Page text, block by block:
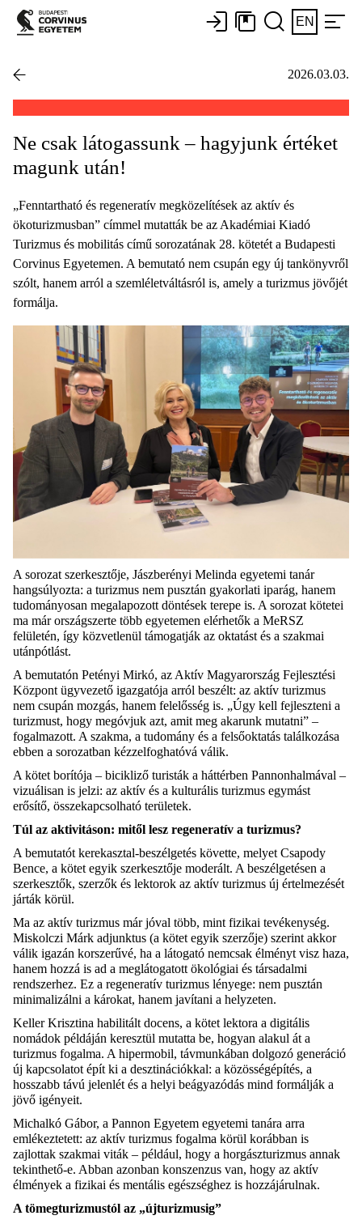
EN
2026.03.03.
Ne csak látogassunk – hagyjunk értéket
magunk után!
„Fenntartható és regeneratív megközelítések az aktív és
ökoturizmusban” címmel mutatták be az Akadémiai Kiadó
Turizmus és mobilitás című sorozatának 28. kötetét a Budapesti
Corvinus Egyetemen. A bemutató nem csupán egy új tankönyvről
szólt, hanem arról a szemléletváltásról is, amely a turizmus jövőjét
formálja.
A sorozat szerkesztője, Jászberényi Melinda egyetemi tanár
hangsúlyozta: a turizmus nem pusztán gyakorlati iparág, hanem
tudományosan megalapozott döntések terepe is. A sorozat kötetei
ma már országszerte több egyetemen elérhetők a MeRSZ
felületén, így közvetlenül támogatják az oktatást és a szakmai
utánpótlást.
A bemutatón Petényi Mirkó, az Aktív Magyarország Fejlesztési
Központ ügyvezető igazgatója arról beszélt: az aktív turizmus
nem csupán mozgás, hanem felelősség is. „Úgy kell fejleszteni a
turizmust, hogy megóvjuk azt, amit meg akarunk mutatni” –
fogalmazott. A szakma, a tudomány és a felsőoktatás találkozása
ebben a sorozatban kézzelfoghatóvá válik.
A kötet borítója – bicikliző turisták a háttérben Pannonhalmával –
vizuálisan is jelzi: az aktív és a kulturális turizmus egymást
erősítő, összekapcsolható területek.
Túl az aktivitáson: mitől lesz regeneratív a turizmus?
A bemutatót kerekasztal-beszélgetés követte, melyet Csapody
Bence, a kötet egyik szerkesztője moderált. A beszélgetésen a
szerkesztők, szerzők és lektorok az aktív turizmus új értelmezését
járták körül.
Ma az aktív turizmus már jóval több, mint fizikai tevékenység.
Miskolczi Márk adjunktus (a kötet egyik szerzője) szerint akkor
válik igazán korszerűvé, ha a látogató nemcsak élményt visz haza,
hanem hozzá is ad a meglátogatott ökológiai és társadalmi
rendszerhez. Ez a regeneratív turizmus lényege: nem pusztán
minimalizálni a károkat, hanem javítani a helyzeten.
Keller Krisztina habilitált docens, a kötet lektora a digitális
nomádok példáján keresztül mutatta be, hogyan alakul át a
turizmus fogalma. A hipermobil, távmunkában dolgozó generáció
új kapcsolatot épít ki a desztinációkkal: a közösségépítés, a
hosszabb távú jelenlét és a helyi beágyazódás mind formálják a
jövő igényeit.
Michalkó Gábor, a Pannon Egyetem egyetemi tanára arra
emlékeztetett: az aktív turizmus fogalma körül korábban is
zajlottak szakmai viták – például, hogy a horgászturizmus annak
tekinthető-e. Abban azonban konszenzus van, hogy az aktív
élmények a fizikai és mentális egészséghez is hozzájárulnak.
A tömegturizmustól az „újturizmusig”